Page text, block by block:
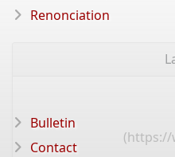
(https://
Renonciation
Bulletin
Contact